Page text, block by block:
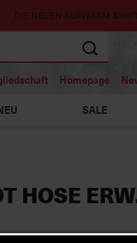
DIE NEUEN AUFWÄRM
Homepage
SALE
HOSE